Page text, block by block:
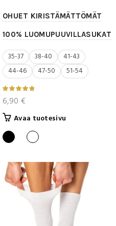
OHUET KIRISTÄMÄTTÖMÄT
100% LUOMUPUUVILLASUKAT
35-37 38-40
41-43
44-46
47-50 51-54
6,90 €
Avaa tuotesivu
muunnelma.
Voit
tehdä
valinnat
tuotteen
sivulla.